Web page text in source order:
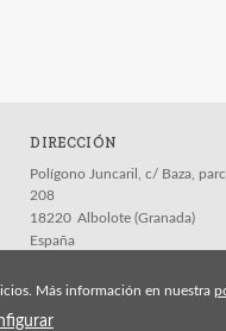
DIRECCIÓN
Polígono Juncaril, c/ Baza,
208
18220 Albolote (Granada)
España
Más información en nuestra